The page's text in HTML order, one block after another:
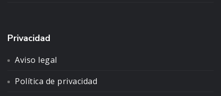
Privacidad
Aviso legal
Política de privacidad